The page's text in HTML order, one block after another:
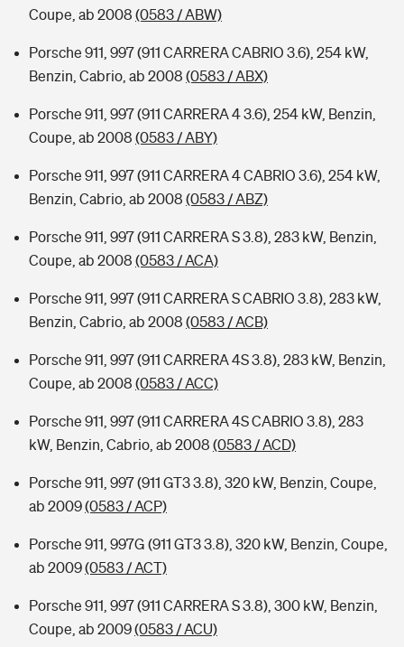
Coupe, ab 2008 (0583 / ABW)
Porsche 911, 997 (911 CARRERA CABRIO 3.6), 254 kW,
Benzin, Cabrio, ab 2008 (0583 / ABX)
Porsche 911, 997 (911 CARRERA 4 3.6), 254 kW, Benzin,
Coupe, ab 2008 (0583 / ABY)
Porsche 911, 997 (911 CARRERA 4 CABRIO 3.6), 254 kW,
Benzin, Cabrio, ab 2008 (0583 / ABZ)
Porsche 911, 997 (911 CARRERA S 3.8), 283 kW, Benzin,
Coupe, ab 2008 (0583 / ACA)
Porsche 911, 997 (911 CARRERA S CABRIO 3.8), 283 kW,
Benzin, Cabrio, ab 2008 (0583 / ACB)
Porsche 911, 997 (911 CARRERA 4S 3.8), 283 kW, Benzin,
Coupe, ab 2008 (0583 / ACC)
Porsche 911, 997 (911 CARRERA 4S CABRIO 3.8), 283
kW, Benzin, Cabrio, ab 2008 (0583 / ACD)
Porsche 911, 997 (911 GT3 3.8), 320 kW, Benzin, Coupe,
ab 2009(0583 / ACP)
Porsche 911, 997G (911 GT3 3.8), 320 kW, Benzin, Coupe,
ab 2009(0583 / ACT)
Porsche 911, 997 (911 CARRERA S 3.8), 300 kW, Benzin,
Coupe, ab 2009(0583 / ACU)